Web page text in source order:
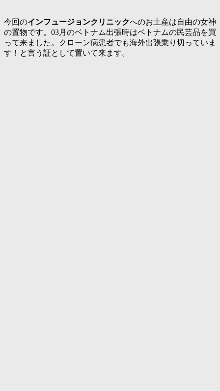
今回のインフュージョンクリニックへのお土産は自由の女神
の置物です。03月のベトナム出張時はベトナムの民芸品を買
って来ました。クローン病患者でも海外出張乗り切っていま
す！と言う証として置いて来ます。